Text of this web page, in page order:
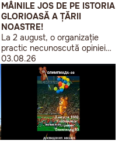
MÂINILE JOS DE PE ISTORIA
GLORIOASĂ A ȚĂRII
NOASTRE!
La 2 august, o organizație
practic necunoscută opiniei
publice, autointitulată „Liga
Studenților Basarabeni”, a
organizat la Chișinău o
acțiune de protest modestă,
sub sloganul „În Uniunea
Europeană fără monumente
sovietice”.
03.08.26